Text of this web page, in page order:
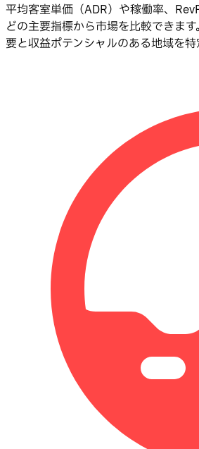
平均客室単価（ADR）や稼働率、
どの主要指標から市場を比較できま
要と収益ポテンシャルのある地域を特